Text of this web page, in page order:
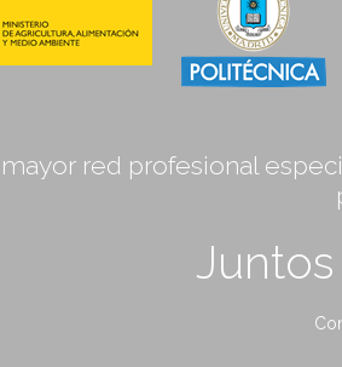
red profesional